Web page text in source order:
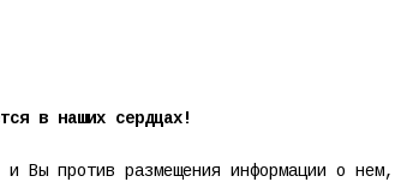
в наших сердцах!
Вы против размещения информации о нем,